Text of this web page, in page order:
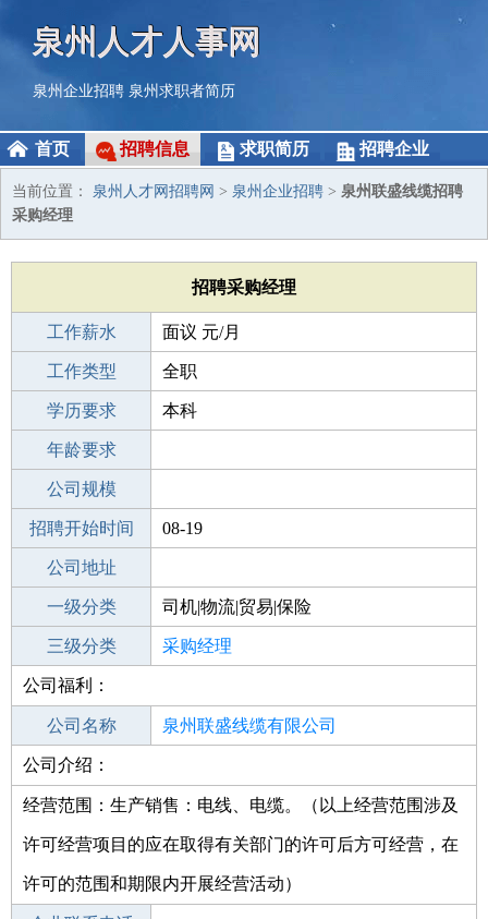
泉州人才人事网
泉州企业招聘 泉州求职者简历
首页 招聘信息 求职简历 招聘企业
当前位置： 泉州人才网招聘网 > 泉州企业招聘 > 泉州联盛线缆招聘
采购经理
招聘采购经理
工作薪水 面议 元/月
招聘人数 1人
工作类型 全职
性别要求 -
学历要求 本科
工作经验
年龄要求
工作地点
公司规模
公司电话
招聘开始时间 08-19
招聘结束时间
公司地址
一级分类 司机|物流|贸易|保险
二级分类 贸易/采购
三级分类 采购经理
其他行业
公司福利：
公司名称 泉州联盛线缆有限公司
公司类型
公司介绍：
经营范围：生产销售：电线、电缆。（以上经营范围涉及
许可经营项目的应在取得有关部门的许可后方可经营，在
许可的范围和期限内开展经营活动）